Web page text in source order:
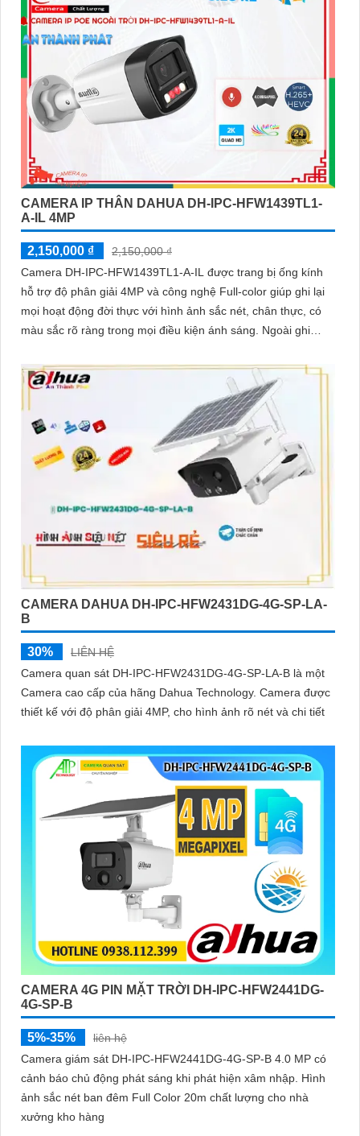
CAMERA IP THÂN DAHUA DH-IPC-HFW1439TL1-
A-IL 4MP
2,150,000 ₫
2,150,000 ₫
Camera DH-IPC-HFW1439TL1-A-IL được trang bị ống kính
hỗ trợ độ phân giải 4MP và công nghệ Full-color giúp ghi lại
mọi hoạt động đời thực với hình ảnh sắc nét, chân thực, có
màu sắc rõ ràng trong mọi điều kiện ánh sáng. Ngoài ghi
giúp ghi lại âm thanh rõ ràng nhờ trang bị micro
CAMERA DAHUA DH-IPC-HFW2431DG-4G-SP-LA-
B
30%
LIÊN HỆ
Camera quan sát DH-IPC-HFW2431DG-4G-SP-LA-B là một
Camera cao cấp của hãng Dahua Technology. Camera được
thiết kế với độ phân giải 4MP, cho hình ảnh rõ nét và chi tiết
CAMERA 4G PIN MẶT TRỜI DH-IPC-HFW2441DG-
4G-SP-B
5%-35%
liên hệ
Camera giám sát DH-IPC-HFW2441DG-4G-SP-B 4.0 MP có
cảnh báo chủ động phát sáng khi phát hiện xâm nhập. Hình
ảnh sắc nét ban đêm Full Color 20m chất lượng cho nhà
xưởng kho hàng